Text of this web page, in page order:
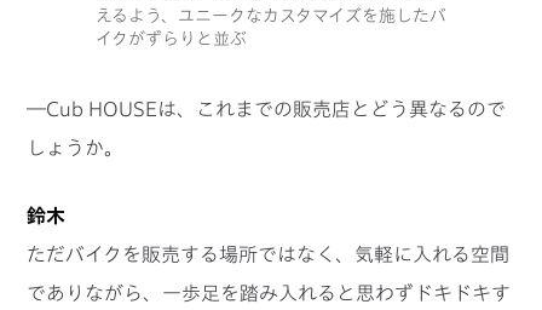
―Cub HOUSEは、これまでの販売店とどう異なるので
しょうか。
鈴木
ただバイクを販売する場所ではなく、気軽に入れる空間
でありながら、一歩足を踏み入れると思わずドキドキす
えるよう、ユニークなカスタマイズを施したバ
イクがずらりと並ぶ